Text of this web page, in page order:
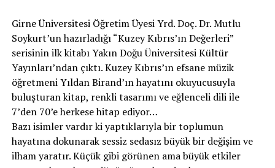
Sevcan Ekrem İstanbullu
Girne Üniversitesi Öğretim Üyesi Yrd. Doç. Dr. Mutlu
Soykurt’un hazırladığı “Kuzey Kıbrıs’ın Değerleri”
serisinin ilk kitabı Yakın Doğu Üniversitesi Kültür
Yayınları’ndan çıktı. Kuzey Kıbrıs’ın efsane müzik
öğretmeni Yıldan Birand’ın hayatını okuyucusuyla
buluşturan kitap, renkli tasarımı ve eğlenceli dili ile
7’den 70’e herkese hitap ediyor…
Bazı isimler vardır ki yaptıklarıyla bir toplumun
hayatına dokunarak sessiz sedasız büyük bir değişim ve
ilham yaratır. Küçük gibi görünen ama büyük etkiler